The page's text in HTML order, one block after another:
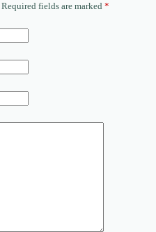
Required fields are marked *